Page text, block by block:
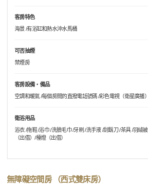
客房特色
海景 /有浴缸和熱水沖水馬桶
可否抽煙
禁煙房
客房設備・備品
空調和暖氣 /每個房間的直撥電話號碼 /彩色電視（衛星廣播
衛浴用品
浴衣 /拖鞋 /浴巾 /洗臉毛巾 /牙刷 /洗手液 /刮鬍刀 /茶具 /羽絨
（出借）/檯燈（出借）
無障礙空間房 （西式雙床房）